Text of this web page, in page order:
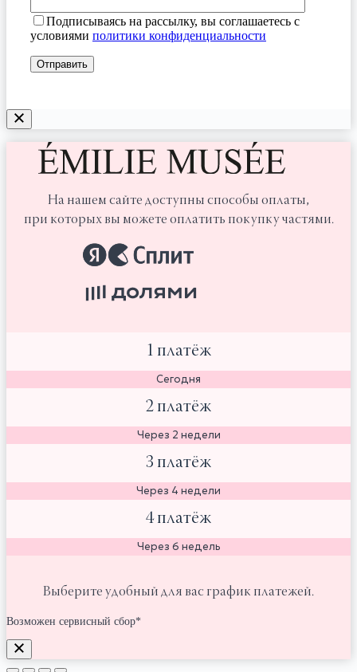
Подписываясь на рассылку, вы соглашаетесь с
условиями политики конфиденциальности
На нашем сайте доступны способы оплаты,
при которых вы можете оплатить покупку частями.
1 платёж
Сегодня
2 платёж
Через 2 недели
3 платёж
Через 4 недели
4 платёж
Через 6 недель
Выберите удобный для вас график платежей.
Возможен сервисный сбор*